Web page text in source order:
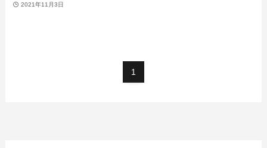
2021年11月3日
1